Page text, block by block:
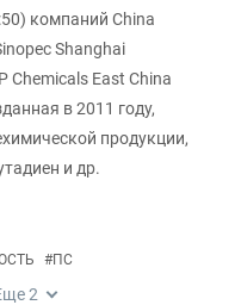
компаний China
Shanghai
Chemicals East China
в 2011 году,
продукции,
и др.
#ПС
2